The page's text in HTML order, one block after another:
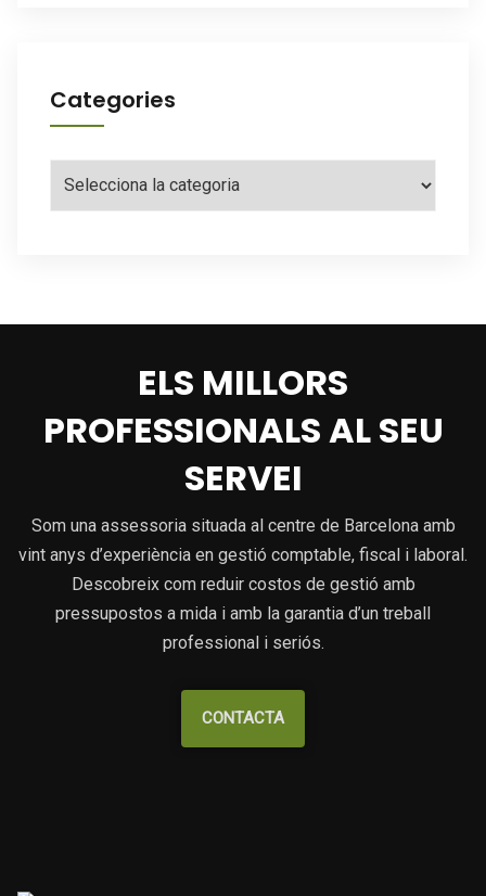
Categories
ELS MILLORS
PROFESSIONALS AL SEU
SERVEI
Som una assessoria situada al centre de Barcelona amb
vint anys d’experiència en gestió comptable, fiscal i laboral.
Descobreix com reduir costos de gestió amb
pressupostos a mida i amb la garantia d’un treball
professional i seriós.
CONTACTA